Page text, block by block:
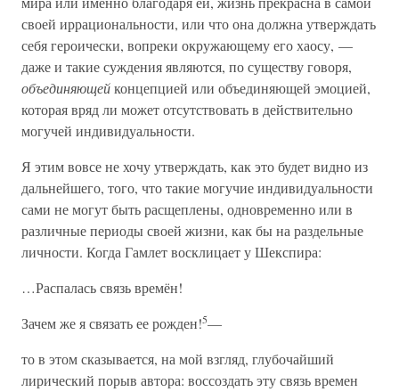
своей иррациональности, или что она должна утверждать
себя героически, вопреки окружающему его хаосу, —
даже и такие суждения являются, по существу говоря,
объединяющейконцепцией или объединяющей эмоцией,
которая вряд ли может отсутствовать в действительно
могучей индивидуальности.
Я этим вовсе не хочу утверждать, как это будет видно из
дальнейшего, того, что такие могучие индивидуальности
сами не могут быть расщеплены, одновременно или в
различные периоды своей жизни, как бы на раздельные
личности. Когда Гамлет восклицает у Шекспира:
…Распалась связь времён!
Зачем же я связать ее рожден!5—
то в этом сказывается, на мой взгляд, глубочайший
лирический порыв автора: воссоздать эту связь времен